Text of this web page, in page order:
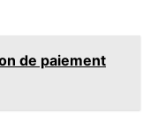
de paiement